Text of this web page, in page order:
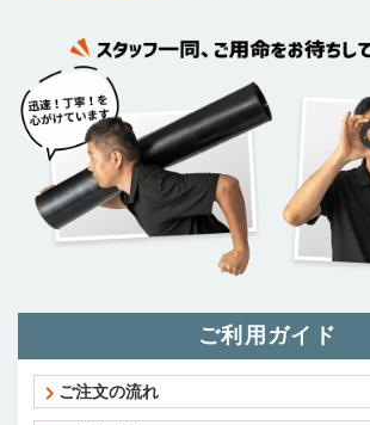
ご利用ガイド
ご注文の流れ